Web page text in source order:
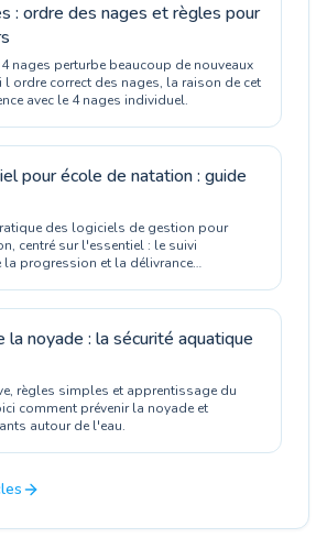
: ordre des nages et règles pour
nages perturbe beaucoup de nouveaux
l ordre correct des nages, la raison de cet
avec le 4 nages individuel.
pour école de natation : guide
des logiciels de gestion pour
centré sur l'essentiel : le suivi
progression et la délivrance
la noyade : la sécurité aquatique
règles simples et apprentissage du
comment prévenir la noyade et
autour de l'eau.